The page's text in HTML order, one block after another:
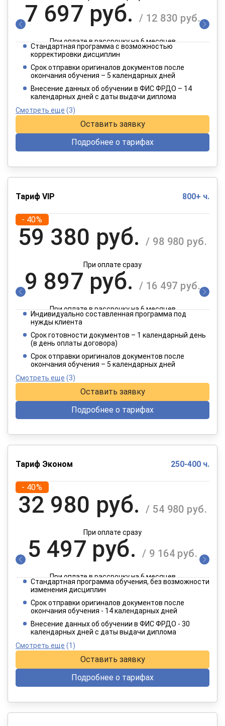
7 697 руб. / 12 830 руб.
При оплате в рассрочку на 6 месяцев
3 849 руб.
При оплате в рассрочку на 12 месяцев
Стандартная программа с возможностью
корректировки дисциплин
Срок отправки оригиналов документов после
окончания обучения – 5 календарных дней
Внесение данных об обучении в ФИС ФРДО – 14
календарных дней с даты выдачи диплома
Смотреть еще (3)
Оставить заявку
Подробнее о тарифах
Тариф VIP 800+ ч.
- 40%
59 380 руб. / 98 980 руб.
При оплате сразу
9 897 руб. / 16 497 руб.
При оплате в рассрочку на 6 месяцев
4 949 руб. / 8 249 руб.
При оплате в рассрочку на 12 месяцев
Индивидуально составленная программа под
нужды клиента
Срок готовности документов – 1 календарный день
(в день оплаты договора)
Срок отправки оригиналов документов после
окончания обучения – 5 календарных дней
Смотреть еще (3)
Оставить заявку
Подробнее о тарифах
Тариф Эконом 250-400 ч.
- 40%
32 980 руб. / 54 980 руб.
При оплате сразу
5 497 руб. / 9 164 руб.
При оплате в рассрочку на 6 месяцев
2 749 руб.
При оплате в рассрочку на 12 месяцев
Стандартная программа обучения, без возможности
изменения дисциплин
Срок отправки оригиналов документов после
окончания обучения - 14 календарных дней
Внесение данных об обучении в ФИС ФРДО - 30
календарных дней с даты выдачи диплома
Смотреть еще (1)
Оставить заявку
Подробнее о тарифах